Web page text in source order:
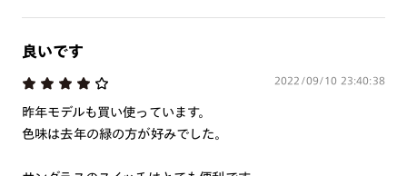
く見えたり、虹色（歪み）に見えることがありますのでご注意
下さい。
が当たる場合や、衝撃・振動・ひねりが加わる場合等は脱落の
可能性があるため、ご使用をお控え下さい。
良いです
2022/09/10 23:40:38
昨年モデルも買い使っています。
色味は去年の緑の方が好みでした。